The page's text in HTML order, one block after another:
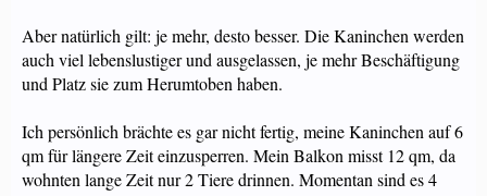
Aber natürlich gilt: je mehr, desto besser. Die Kaninchen werden
auch viel lebenslustiger und ausgelassen, je mehr Beschäftigung
und Platz sie zum Herumtoben haben.
Ich persönlich brächte es gar nicht fertig, meine Kaninchen auf 6
qm für längere Zeit einzusperren. Mein Balkon misst 12 qm, da
wohnten lange Zeit nur 2 Tiere drinnen. Momentan sind es 4